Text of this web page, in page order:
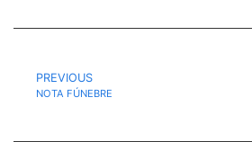
PREVIOUS
NOTA FÚNEBRE